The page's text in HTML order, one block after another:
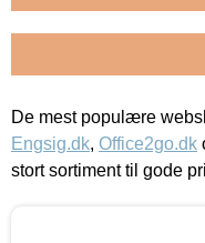
De mest populære
Engsig.dk, Office2go.dk
stort sortiment til gode